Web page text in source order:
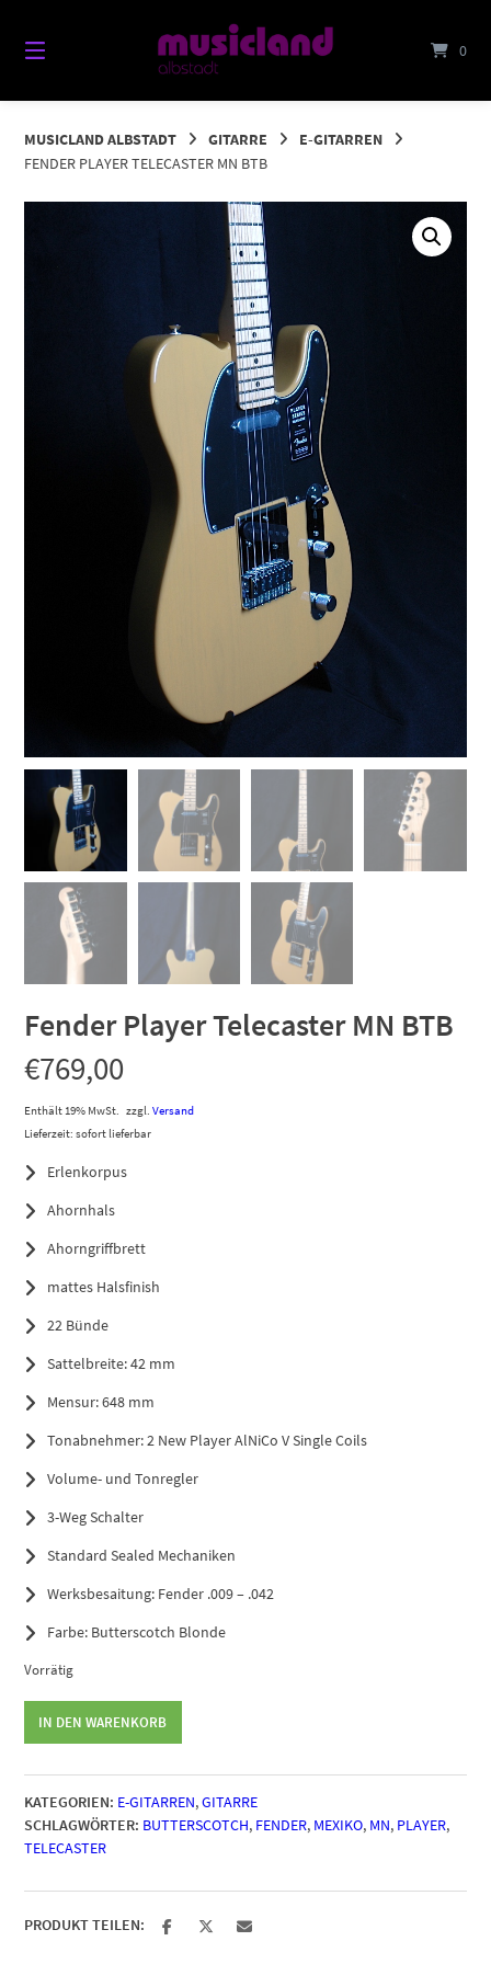
Inhalt
0
MUSICLAND ALBSTADT GITARRE
E-GITARREN
FENDER PLAYER TELECASTER MN BTB
Fender Player Telecaster MN BTB
€769,00
Enthält 19% MwSt. zzgl.Versand
Lieferzeit: sofort lieferbar
Erlenkorpus
Ahornhals
Ahorngriffbrett
mattes Halsfinish
22 Bünde
Sattelbreite: 42 mm
Mensur: 648 mm
Tonabnehmer: 2 New Player AlNiCo V Single Coils
Volume- und Tonregler
3-Weg Schalter
Standard Sealed Mechaniken
Werksbesaitung: Fender .009 – .042
Farbe: Butterscotch Blonde
Vorrätig
MN
BTB
Menge
IN DEN WARENKORB
KATEGORIEN: E-GITARREN,GITARRE
SCHLAGWÖRTER: BUTTERSCOTCH, FENDER, MEXIKO, MN, PLAYER,
TELECASTER
PRODUKT TEILEN: